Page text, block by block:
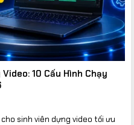
10 Cấu Hình Chạy
sinh viên dựng video tối ưu